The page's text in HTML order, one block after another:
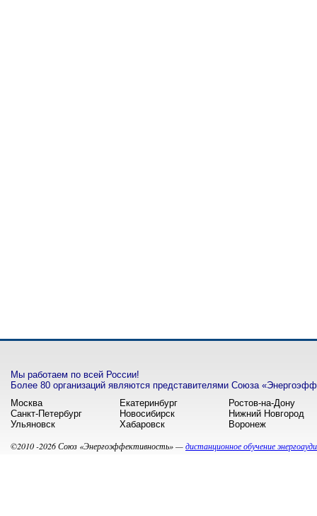
Мы работаем по всей России!
Более 80 организаций являются представителями Союза
Москва
Екатеринбург
Ростов-на-Дону
Санкт-Петербург
Новосибирск
Нижний Новгород
Ульяновск
Хабаровск Воронеж
©2010 -2026 Союз «Энергоэффективность» —дистанционное обучение